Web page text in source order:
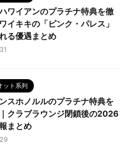
ワイアンのプラチナ特典を徹
イキキの「ピンク・パレス」
る優遇まとめ
ット系列
スホノルルのプラチナ特典を
クラブラウンジ閉鎖後の2026
まとめ